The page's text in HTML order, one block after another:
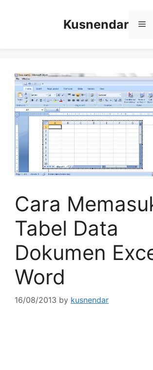
Kusnendar
Cara
Tabel Data
Dokumen
Word
16/08/2013 by kusnendar